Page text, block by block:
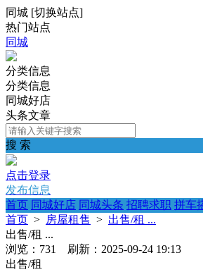
同城 [切换站点]
热门站点
同城
分类信息
分类信息
同城好店
头条文章
搜 索
点击登录
发布信息
首页 同城好店 同城头条 招聘求职 拼车
首页 > 房屋租售 > 出售/租 ...
出售/租 ...
浏览：731 刷新：2025-09-24 19:13
出售/租